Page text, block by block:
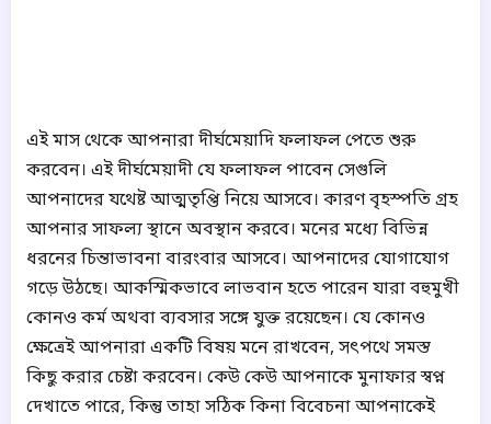
এই মাস থেকে আপনারা দীর্ঘমেয়াদি ফলাফল পেতে শুরু
করবেন। এই দীর্ঘমেয়াদী যে ফলাফল পাবেন সেগুলি
আপনাদের যথেষ্ট আত্মতৃপ্তি নিয়ে আসবে। কারণ বৃহস্পতি গ্রহ
আপনার সাফল্য স্থানে অবস্থান করবে। মনের মধ্যে বিভিন্ন
ধরনের চিন্তাভাবনা বারংবার আসবে। আপনাদের যোগাযোগ
গড়ে উঠছে। আকস্মিকভাবে লাভবান হতে পারেন যারা বহুমুখী
কোনও কর্ম অথবা ব্যবসার সঙ্গে যুক্ত রয়েছেন। যে কোনও
ক্ষেত্রেই আপনারা একটি বিষয় মনে রাখবেন, সৎপথে সমস্ত
কিছু করার চেষ্টা করবেন। কেউ কেউ আপনাকে মুনাফার স্বপ্ন
দেখাতে পারে, কিন্তু তাহা সঠিক কিনা বিবেচনা আপনাকেই